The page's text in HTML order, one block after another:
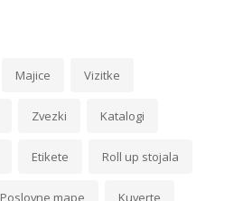
Majice Vizitke
Zvezki Katalogi
Etikete Roll up stojala